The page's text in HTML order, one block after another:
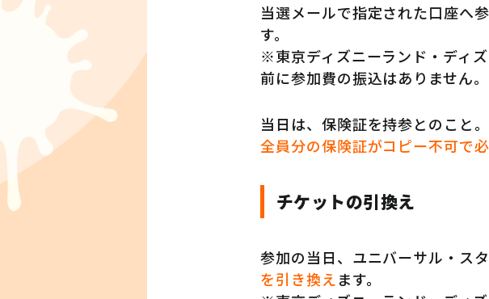
当選メールで指定された口座へ
す。
※東京ディズニーランド・ディ
前に参加費の振込はありません。
当日は、保険証を持参とのこと。
全員分の保険証がコピー不可で
チケットの引換え
参加の当日、ユニバーサル・ス
を引き換えます。